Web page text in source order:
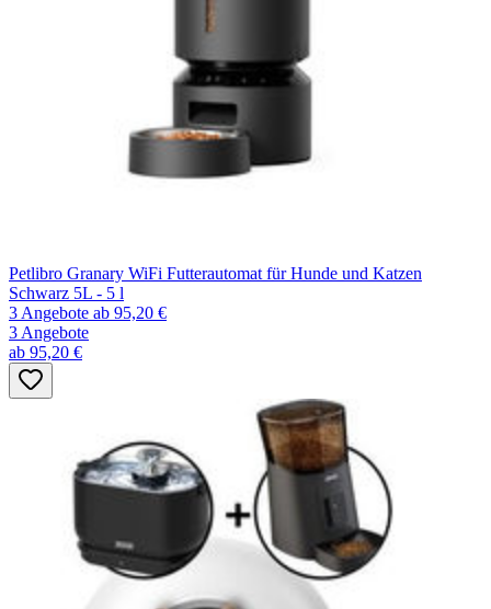
Petlibro Granary WiFi Futterautomat für Hunde und Katzen
Schwarz 5L - 5 l
3 Angebote ab 95,20 €
3 Angebote
ab 95,20 €